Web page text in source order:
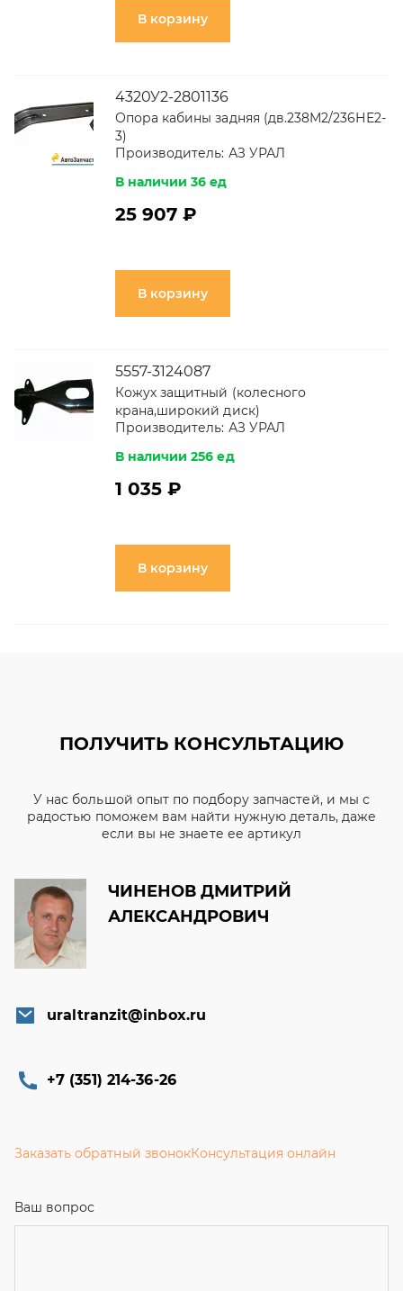
В корзину
4320У2-2801136
Опора кабины задняя (дв.238М2/236НЕ2-
3)
Производитель: АЗ УРАЛ
В наличии 36 ед
25 907 ₽
В корзину
5557-3124087
Кожух защитный (колесного
крана,широкий диск)
Производитель: АЗ УРАЛ
В наличии 256 ед
1 035 ₽
В корзину
ПОЛУЧИТЬ КОНСУЛЬТАЦИЮ
У нас большой опыт по подбору запчастей, и мы с
радостью поможем вам найти нужную деталь, даже
если вы не знаете ее артикул
ЧИНЕНОВ ДМИТРИЙ
АЛЕКСАНДРОВИЧ
uraltranzit@inbox.ru
+7 (351) 214-36-26
Заказать обратный звонокКонсультация онлайн
Ваш вопрос